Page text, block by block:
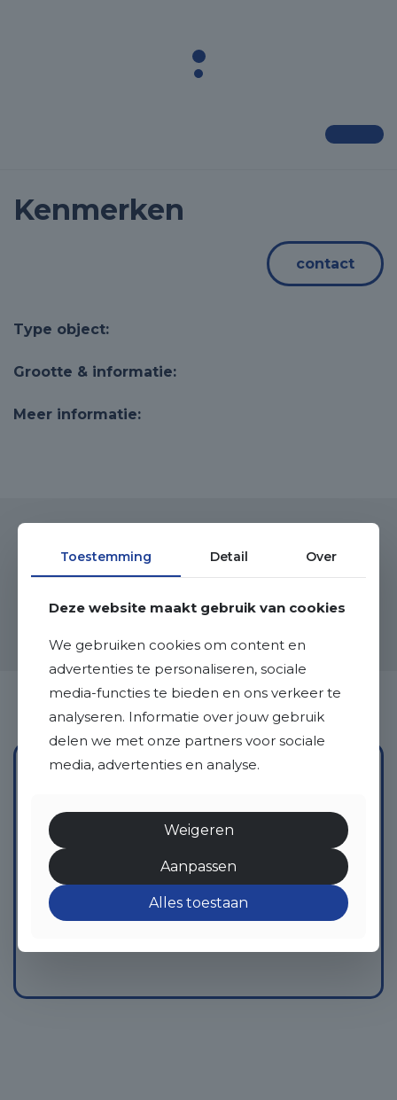
Kenmerken
contact
Type object:
Grootte & informatie:
Meer informatie:
Binnenkijken
Neem contact met ons op voor de
mogelijkheden. Wij staan je graag te woord!
Toestemming Detail Over
Deze website maakt gebruik van cookies
We gebruiken cookies om content en
advertenties te personaliseren, sociale
media-functies te bieden en ons verkeer te
analyseren. Informatie over jouw gebruik
delen we met onze partners voor sociale
media, advertenties en analyse.
Weigeren
Aanpassen
Alles toestaan